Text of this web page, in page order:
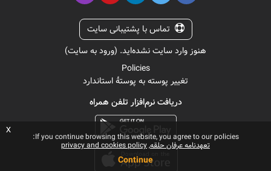
تماس با پشتیبانی سایت
هنوز وارد سایت نشده‌اید. (ورود به سایت)
Policies
تغییر پوسته به پوستهٔ استاندارد
دریافت نرم‌افزار تلفن همراه
If you continue browsing this website, you agree to our policies:
تعهدنامه عرفان حلقه privacy and cookies policy
Continue
x